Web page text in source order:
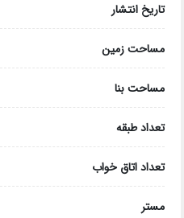
تاریخ انتشار
مساحت زمین
مساحت بنا
تعداد طبقه
تعداد اتاق خواب
مستر